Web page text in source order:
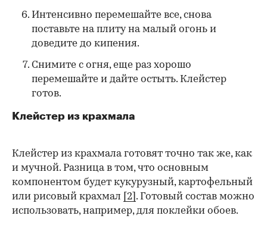
Интенсивно перемешайте все, снова
поставьте на плиту на малый огонь и
доведите до кипения.
Снимите с огня, еще раз хорошо
перемешайте и дайте остыть. Клейстер
готов.
Клейстер из крахмала
Клейстер из крахмала готовят точно так же, как
и мучной. Разница в том, что основным
компонентом будет кукурузный, картофельный
или рисовый крахмал
[2] . Готовый состав можно
использовать, например, для поклейки обоев.